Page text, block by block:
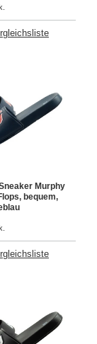
Murphy
bequem,